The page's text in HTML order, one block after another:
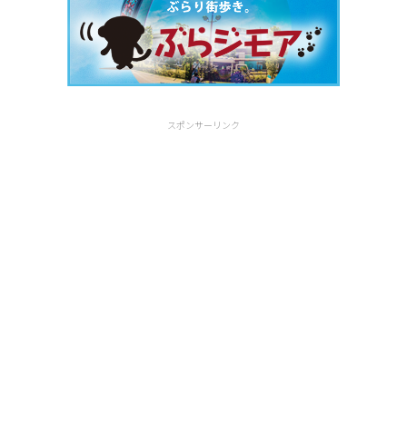
スポンサーリンク